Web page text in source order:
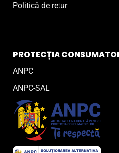
Politică de retur
PROTECȚIA
ANPC
ANPC-SAL